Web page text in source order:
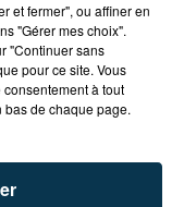
EKWAH
et fermer", ou affiner en
"Gérer mes choix".
"Continuer sans
pour ce site. Vous
à tout
bas de chaque page.